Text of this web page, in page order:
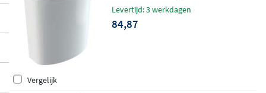
vergrendeling, en varianten die geschikt zi
jn voor zowel renovatie als nieuwbouw. V
eschikbaar.
Levertijd: 3 werkdagen
84,87
Vergelijk